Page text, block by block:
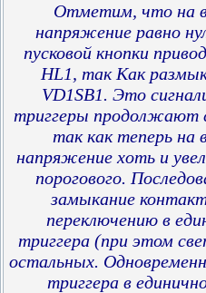
Отметим, что на
напряжение равно
пусковой кнопки
HL1, так Как
VD1SB1. Это
триггеры продолжают
так как теперь на
напряжение хоть и
порогового.
замыкание
переключению в
триггера (при этом
остальных.
триггера в